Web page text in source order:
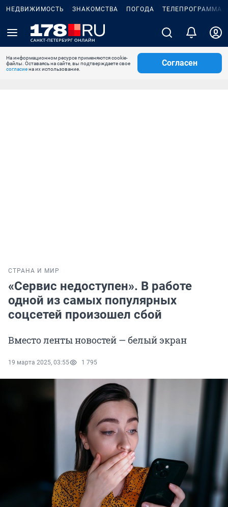
НЕДВИЖИМОСТЬ ЗНАКОМСТВА ПОГОДА ТЕЛЕПРОГРАММА
На информационном ресурсе применяются cookie-
файлы. Оставаясь на сайте, вы подтверждаете свое
согласиена их использование.
Согласен
СТРАНА И МИР
«Сервис недоступен». В работе
одной из самых популярных
соцсетей произошел сбой
Вместо ленты новостей — белый экран
19 марта 2025, 03:55 1 795